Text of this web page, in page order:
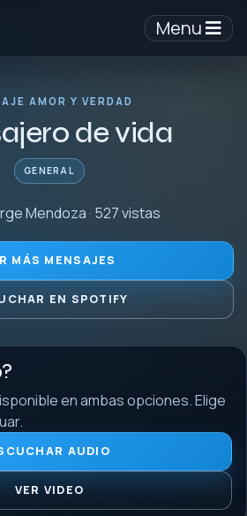
Menu
AMOR Y VERDAD
de vida
GENERAL
Mendoza · 527 vistas
MÁS MENSAJES
EN SPOTIFY
en ambas opciones. Elige
AUDIO
VER VIDEO